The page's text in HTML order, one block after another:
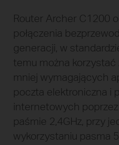
Router Archer C1200
połączenia
generacji, w
temu można
mniej wymagających
poczta elektroniczna i
internetowych poprzez
paśmie 2,4GHz, przy
wykorzystaniu pasma